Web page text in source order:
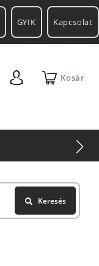
GYIK Kapcsolat
Kosár
Keresés